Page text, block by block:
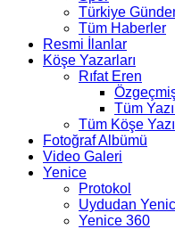
Türkiye
Tüm Haberler
Resmi İlanlar
Köşe Yazarları
Rıfat Eren
Tüm
Tüm Köşe
Fotoğraf Albümü
Video Galeri
Yenice
Protokol
Uydudan
Yenice 360